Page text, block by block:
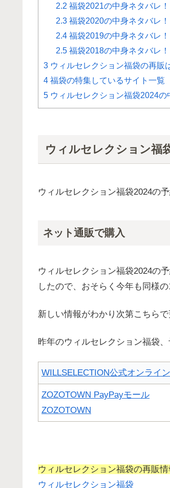
2.2 福袋2021の中身ネタバレ！
2.3 福袋2020の中身ネタバレ！
2.4 福袋2019の中身ネタバレ！
2.5 福袋2018の中身ネタバレ！
3 ウィルセレクション福袋の再販
4 福袋の特集しているサイト一覧
5 ウィルセレクション福袋2024
ウィルセレクション福
ウィルセレクション福袋2024の
ネット通販で購入
ウィルセレクション福袋2024の
したので、おそらく今年も同様
新しい情報がわかり次第こちらで
昨年のウィルセレクション福袋
WILLSELECTION公式オンライ
ZOZOTOWN PayPayモール
ZOZOTOWN
ウィルセレクション福袋の再販
ウィルセレクション福袋